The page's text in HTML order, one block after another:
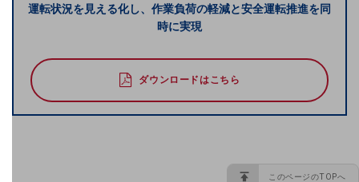
事業拠点
会社案内パンフレット
ニュースルーム
ニュースルームTOP
運転状況を見える化し、作業負荷の軽減と安全運転推進を同
時に実現
ダウンロードはこちら
このページのTOPへ